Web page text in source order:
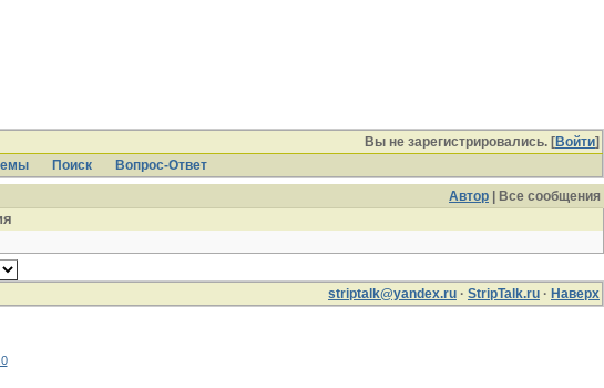
Вы не зарегистрировались. [Войти]
Поиcк
Вопрос-Ответ
Автор | Все сообщения
striptalk@yandex.ru · StripTalk.ru · Наверх